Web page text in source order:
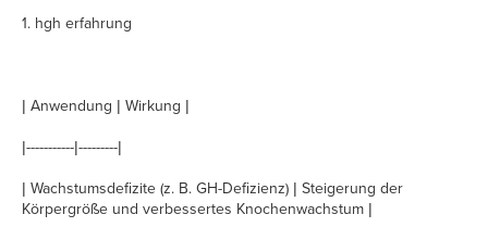
1. hgh erfahrung
| Anwendung | Wirkung |
|-----------|---------|
| Wachstumsdefizite (z. B. GH-Defizienz) | Steigerung der
Körpergröße und verbessertes Knochenwachstum |